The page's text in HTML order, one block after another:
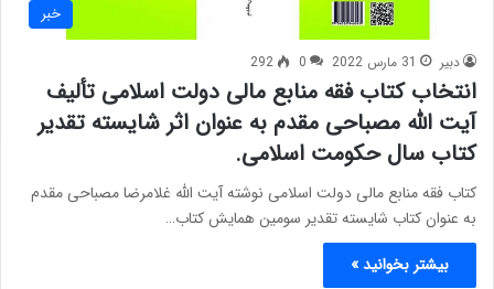
خبر
دبیر 31 مارس 2022 0
292
انتخاب کتاب فقه منابع مالی دولت اسلامی تألیف
آیت الله مصباحی مقدم به عنوان اثر شایسته تقدیر
کتاب سال حکومت اسلامی.
کتاب فقه منابع مالی دولت اسلامی نوشته آیت الله غلامرضا مصباحی مقدم
به عنوان کتاب شایسته تقدیر سومین همایش کتاب…
بیشتر بخوانید »